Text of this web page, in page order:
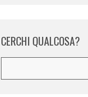
CERCHI QUALCOSA?